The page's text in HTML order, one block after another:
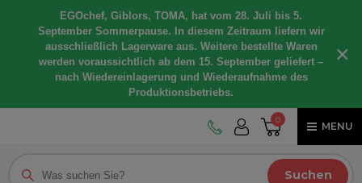
EGOchef, Giblors, TOMA, hat vom 28. Juli bis 5.
September Sommerpause. In diesem Zeitraum liefern wir
ausschließlich Lagerware aus. Weitere bestellte Waren
werden voraussichtlich ab dem 15. September geliefert –
nach Wiedereinlagerung und Wiederaufnahme des
Produktionsbetriebs.
×
0
MENU
Suchen